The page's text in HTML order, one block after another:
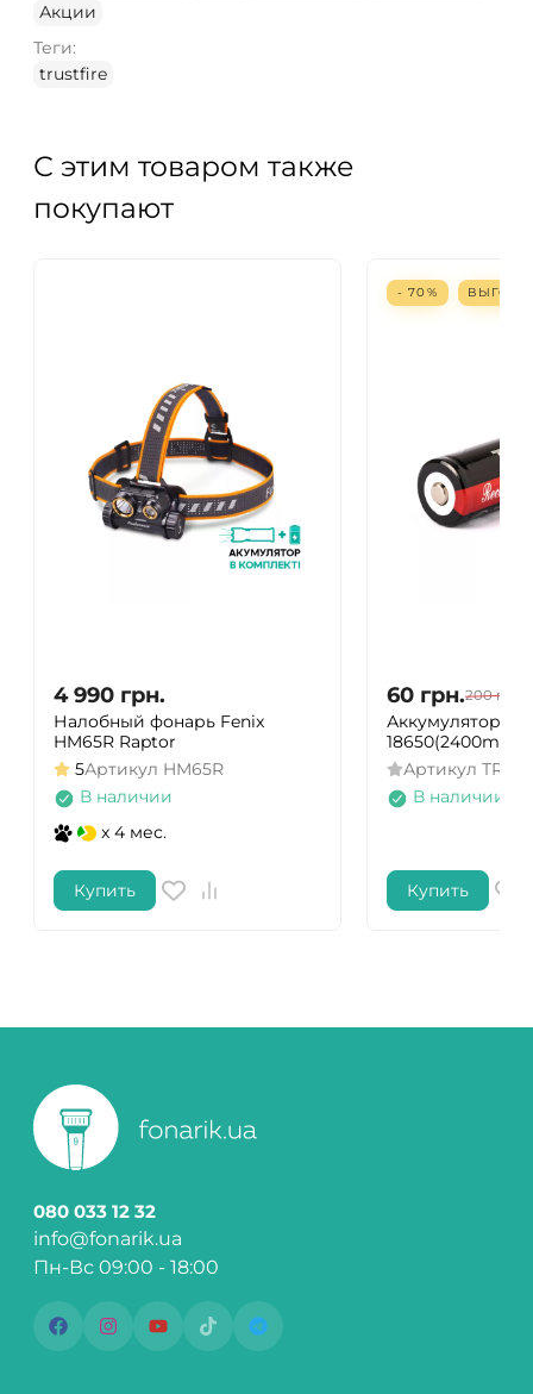
Акции
Теги:
trustfire
С этим товаром также
покупают
4 990 грн.
Налобный фонарь Fenix
HM65R Raptor
5Артикул HM65R
В наличии
x 4 мес.
Купить
- 70%
60 грн.200 грн.
Аккумулятор
18650(2400mAh)
Артикул TR-
В наличии
Купить
080 033 12 32
info@fonarik.ua
Пн-Вс 09:00 - 18:00